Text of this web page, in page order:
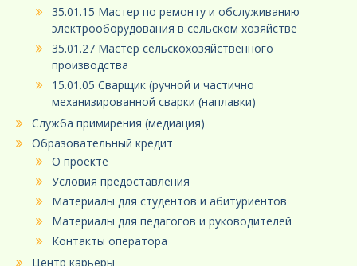
35.01.15 Мастер по ремонту и обслуживанию
электрооборудования в сельском хозяйстве
35.01.27 Мастер сельскохозяйственного
производства
15.01.05 Сварщик (ручной и частично
механизированной сварки (наплавки)
Служба примирения (медиация)
Образовательный кредит
О проекте
Условия предоставления
Материалы для студентов и абитуриентов
Материалы для педагогов и руководителей
Контакты оператора
Центр карьеры